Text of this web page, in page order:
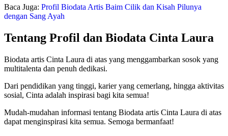
Baca Juga: Profil Biodata Artis Baim Cilik dan Kisah Pilunya
dengan Sang Ayah
Tentang Profil dan Biodata Cinta Laura
Biodata artis Cinta Laura di atas yang menggambarkan sosok yang
multitalenta dan penuh dedikasi.
Dari pendidikan yang tinggi, karier yang cemerlang, hingga aktivitas
sosial, Cinta adalah inspirasi bagi kita semua!
Mudah-mudahan informasi tentang Biodata artis Cinta Laura di atas
dapat menginspirasi kita semua. Semoga bermanfaat!